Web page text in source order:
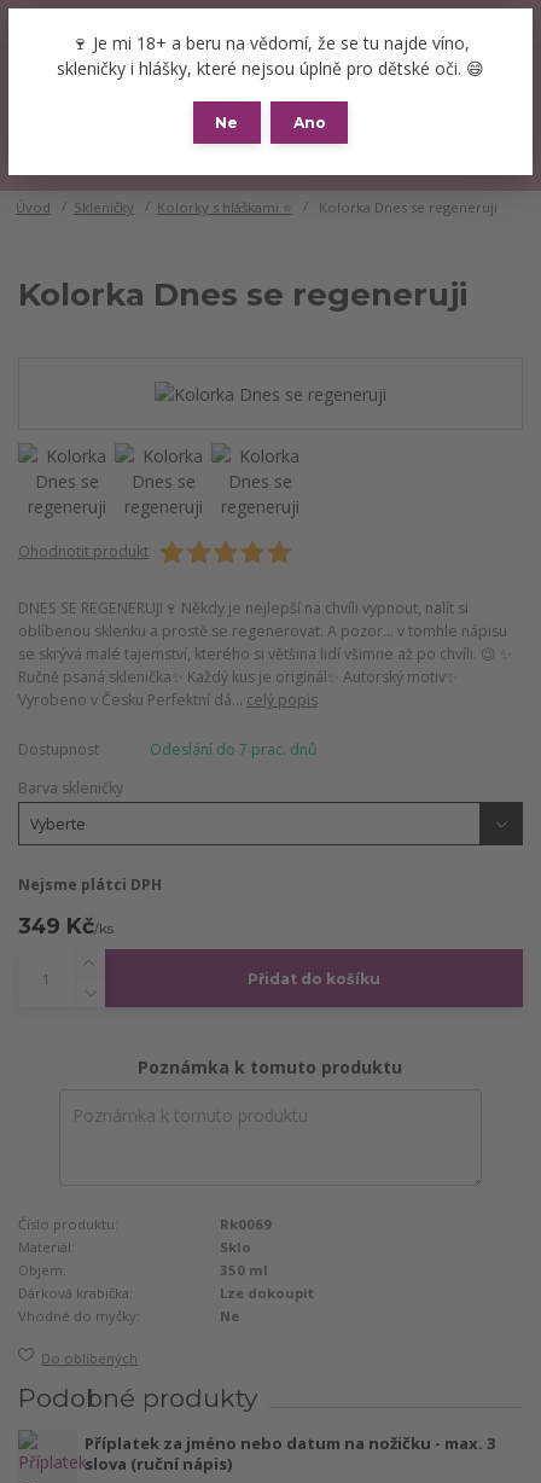
🍷 Je mi 18+ a beru na vědomí, že se tu najde víno,
skleničky i hlášky, které nejsou úplně pro dětské oči. 😄
Ne
Ano
0 Kč
Úvod Skleničky Kolorky s hláškami ⭐ Kolorka Dnes se regeneruji
Kolorka Dnes se regeneruji
Ohodnotit produkt
DNES SE REGENERUJI🍷 Někdy je nejlepší na chvíli vypnout, nalít si
oblíbenou sklenku a prostě se regenerovat. A pozor… v tomhle nápisu
se skrývá malé tajemství, kterého si většina lidí všimne až po chvíli. 😉 ✨
Ručně psaná sklenička✨ Každý kus je originál✨ Autorský motiv✨
Vyrobeno v Česku Perfektní dá... celý popis
Dostupnost
Odeslání do 7 prac. dnů
Barva skleničky
Nejsme plátci DPH
349 Kč/ks
Přidat do košíku
Poznámka k tomuto produktu
Číslo produktu:
Rk0069
Materiál:
Sklo
Objem:
350 ml
Dárková krabička:
Lze dokoupit
Vhodné do myčky:
Ne
Do oblíbených
Podobné produkty
Příplatek za jméno nebo datum na nožičku - max. 3
slova (ruční nápis)